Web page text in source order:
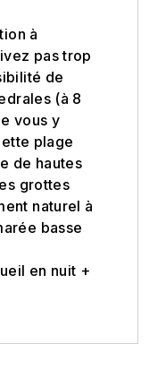
à
pas trop
de
(à 8
vous y
plage
de hautes
grottes
naturel à
basse
en nuit +